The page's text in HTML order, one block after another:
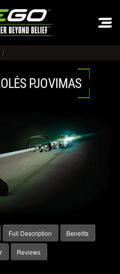
PJOVIMAS
Full Description Benefits
Reviews